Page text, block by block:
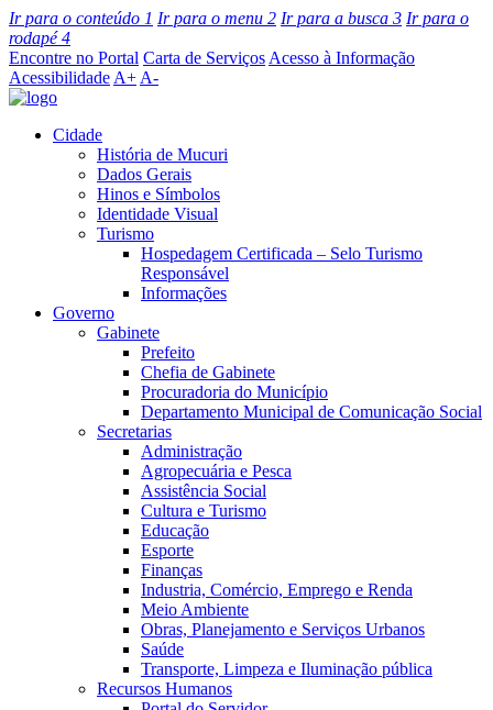
Ir para o conteúdo 1 Ir para o menu 2 Ir para a busca 3 Ir para o
rodapé4
Encontre no Portal Carta de Serviços Acesso à Informação
Acessibilidade A+ A-
Cidade
História de Mucuri
Dados Gerais
Hinos e Símbolos
Identidade Visual
Turismo
Hospedagem Certificada – Selo Turismo
Responsável
Informações
Governo
Gabinete
Prefeito
Chefia de Gabinete
Procuradoria do Município
Departamento Municipal de Comunicação Social
Secretarias
Administração
Agropecuária e Pesca
Assistência Social
Cultura e Turismo
Educação
Esporte
Finanças
Industria, Comércio, Emprego e Renda
Meio Ambiente
Obras, Planejamento e Serviços Urbanos
Saúde
Transporte, Limpeza e Iluminação pública
Recursos Humanos